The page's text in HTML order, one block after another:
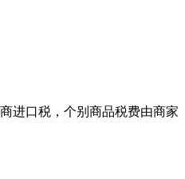
进口税，个别商品税费由商家